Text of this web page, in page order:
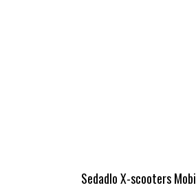
Sedadlo X-scooters